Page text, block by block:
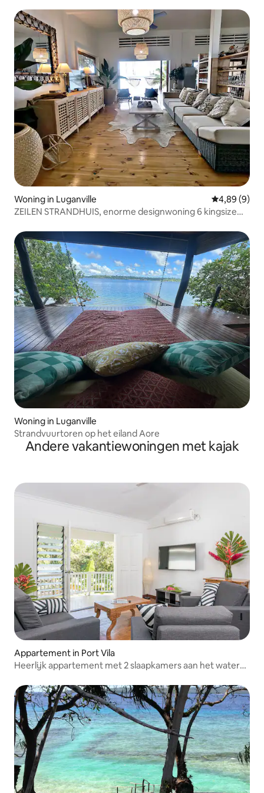
Woning in Luganville Gemiddelde
4,89 (9)
ZEILEN STRANDHUIS, enorme designwoning 6 kingsize
Woning in Luganville
Strandvuurtoren op het eiland Aore
Andere vakantiewoningen met kajak
Appartement in Port Vila
Heerlijk appartement met 2 slaapkamers aan het water